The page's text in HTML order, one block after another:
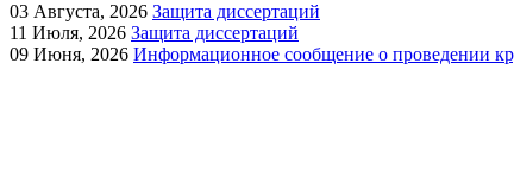
03 Августа, 2026 Защита диссертаций
11 Июля, 2026 Защита диссертаций
09 Июня, 2026 Информационное сообщение о проведении